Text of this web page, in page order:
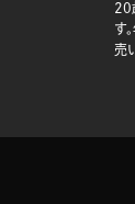
20
す
売